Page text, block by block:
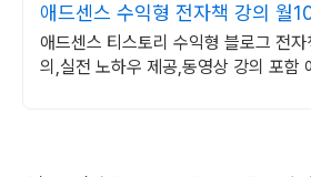
애드센스 수익형 전자책 강의 월
원 고정 수익발생!
애드센스 티스토리 수익형 블로그 전자
의,실전 노하우 제공,동영상 강의 포함